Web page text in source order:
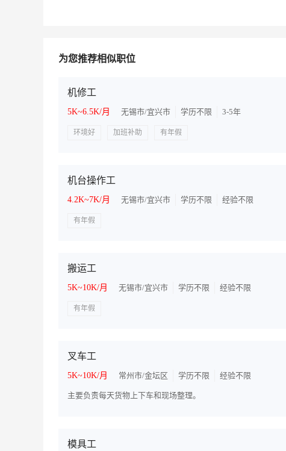
为您推荐相似职位
机修工
5K~6.5K/月
无锡市/宜兴市 学历不限 3-5年
环境好 加班补助 有年假
机台操作工
4.2K~7K/月
无锡市/宜兴市 学历不限 经验不限
有年假
搬运工
5K~10K/月
无锡市/宜兴市 学历不限 经验不限
有年假
叉车工
5K~10K/月
常州市/金坛区 学历不限 经验不限
主要负责每天货物上下车和现场整理。
模具工